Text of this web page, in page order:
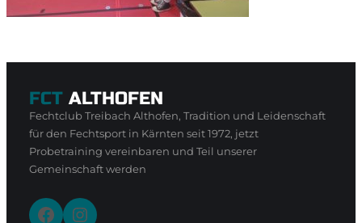
FCT ALTHOFEN
Fechtclub Treibach Althofen, Tradition und Leidenschaft
für den Fechtsport in Kärnten seit 1972, jetzt
Probetraining vereinbaren und Teil unserer
Gemeinschaft werden
Facebook Instagram